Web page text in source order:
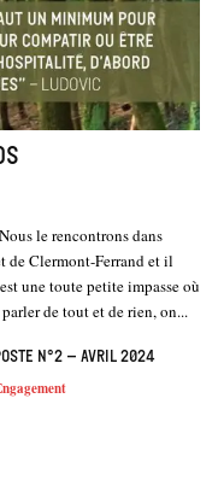
le rencontrons dans
de Clermont-Ferrand et il
une toute petite impasse où
de tout et de rien, on...
n°2 – Avril 2024